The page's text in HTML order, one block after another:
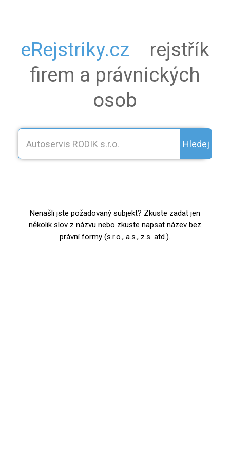
eRejstriky.cz
rejstřík
firem a právnických
osob
Hledej
Nenašli jste požadovaný subjekt? Zkuste zadat jen
několik slov z názvu nebo zkuste napsat název bez
právní formy (s.r.o., a.s., z.s. atd.).